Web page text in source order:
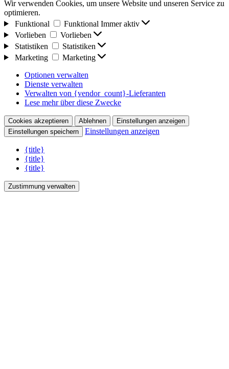
Wir verwenden Cookies, um unsere Website und unseren Service zu
optimieren.
Funktional
Funktional Immer aktiv
Vorlieben
Vorlieben
Statistiken
Statistiken
Marketing
Marketing
Optionen verwalten
Dienste verwalten
Verwalten von {vendor_count}-Lieferanten
Lese mehr über diese Zwecke
Cookies akzeptieren Ablehnen
Einstellungen anzeigen
Einstellungen speichern
Einstellungen anzeigen
{title}
{title}
{title}
Zustimmung verwalten